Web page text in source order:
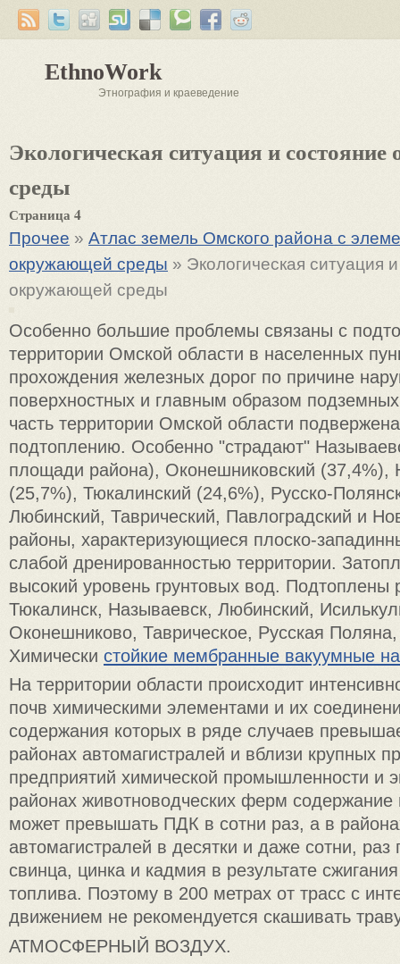
EthnoWork
Этнография и краеведение
Экологическая ситуация и
среды
Страница 4
Прочее » Атлас земель Омского района с
окружающей среды » Экологическая ситуация
окружающей среды
Особенно большие проблемы связаны с
территории Омской области в населенных
прохождения железных дорог по причине
поверхностных и главным образом
часть территории Омской области
подтоплению. Особенно "страдают"
площади района), Оконешниковский (37,4%),
(25,7%), Тюкалинский (24,6%), Русско-
Любинский, Таврический, Павлоградский и
районы, характеризующиеся плоско-
слабой дренированностью территории.
высокий уровень грунтовых вод. Подтоплены
Тюкалинск, Называевск, Любинский,
Оконешниково, Таврическое, Русская
Химически стойкие мембранные вакуумные
На территории области происходит
почв химическими элементами и их
содержания которых в ряде случаев
районах автомагистралей и вблизи крупных
предприятий химической промышленности и
районах животноводческих ферм содержание
может превышать ПДК в сотни раз, а в
автомагистралей в десятки и даже сотни,
свинца, цинка и кадмия в результате
топлива. Поэтому в 200 метрах от трасс с
движением не рекомендуется скашивать
АТМОСФЕРНЫЙ ВОЗДУХ.